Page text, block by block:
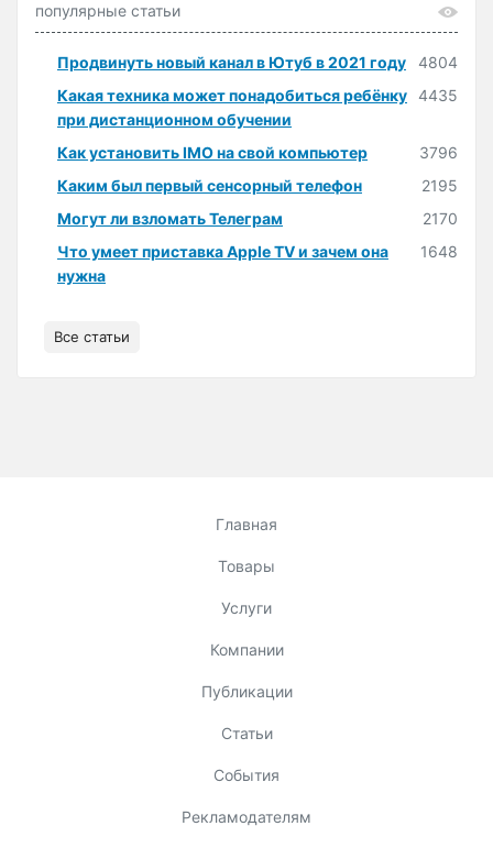
популярные статьи
Продвинуть новый канал в Ютуб в 2021 году
4804
Какая техника может понадобиться ребёнку
при дистанционном обучении
4435
Как установить IMO на свой компьютер
3796
Каким был первый сенсорный телефон
2195
Могут ли взломать Телеграм
2170
Что умеет приставка Apple TV и зачем она
нужна
1648
Все статьи
Главная
Товары
Услуги
Компании
Публикации
Статьи
События
Рекламодателям